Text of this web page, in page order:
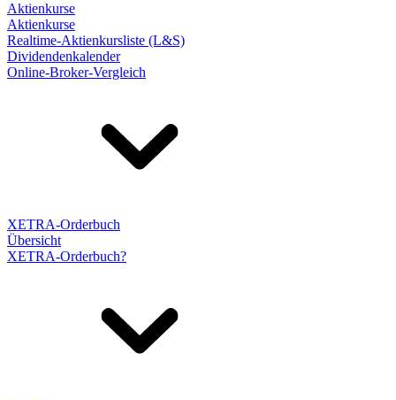
Aktienkurse
Aktienkurse
Realtime-Aktienkursliste (L&S)
Dividendenkalender
Online-Broker-Vergleich
XETRA-Orderbuch
Übersicht
XETRA-Orderbuch?